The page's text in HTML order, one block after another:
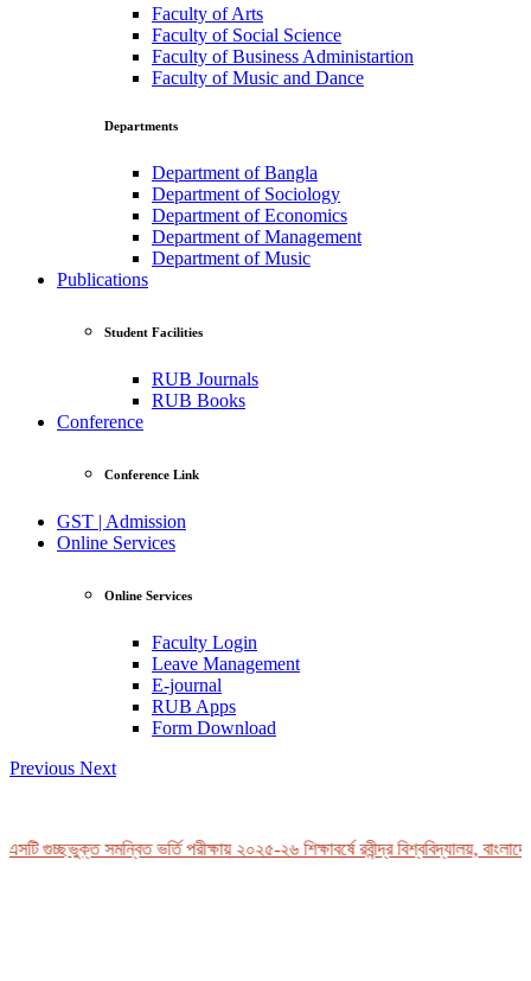
Faculty of Arts
Faculty of Social Science
Faculty of Business Administartion
Faculty of Music and Dance
Departments
Department of Bangla
Department of Sociology
Department of Economics
Department of Management
Department of Music
Publications
Student Facilities
RUB Journals
RUB Books
Conference
Conference Link
GST | Admission
Online Services
Online Services
Faculty Login
Leave Management
E-journal
RUB Apps
Form Download
Previous Next
গুচ্ছভুক্ত সমন্বিত ভর্তি পরীক্ষায় ২০২৫-২৬ শিক্ষাবর্ষে রবীন্দ্র বিশ্ববিদ্যালয়,